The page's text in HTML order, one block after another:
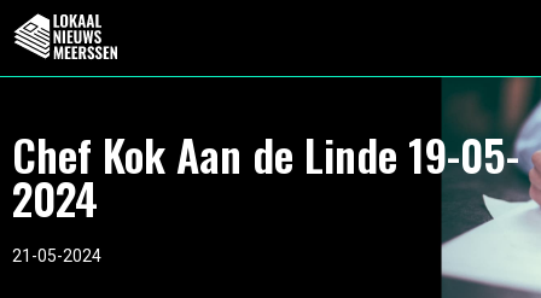
Chef Kok Aan de Linde 19-05-
2024
21-05-2024